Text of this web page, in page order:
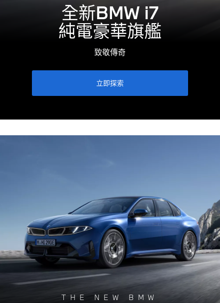
全新BMW i7
純電豪華旗艦
致敬傳奇
立即探索
THE NEW BMW